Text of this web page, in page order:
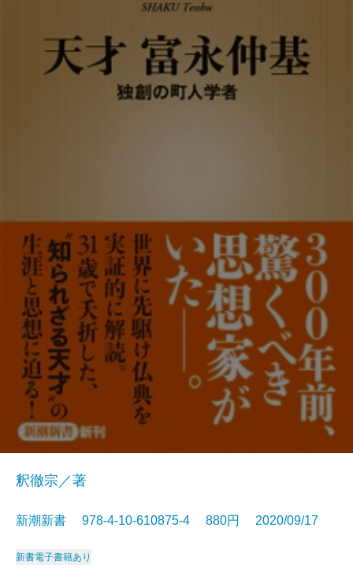
釈徹宗／著
新潮新書 978-4-10-610875-4 880円 2020/09/17
新書電子書籍あり